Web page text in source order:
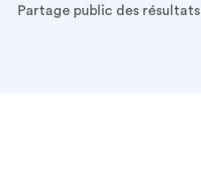
Partage public des résultats